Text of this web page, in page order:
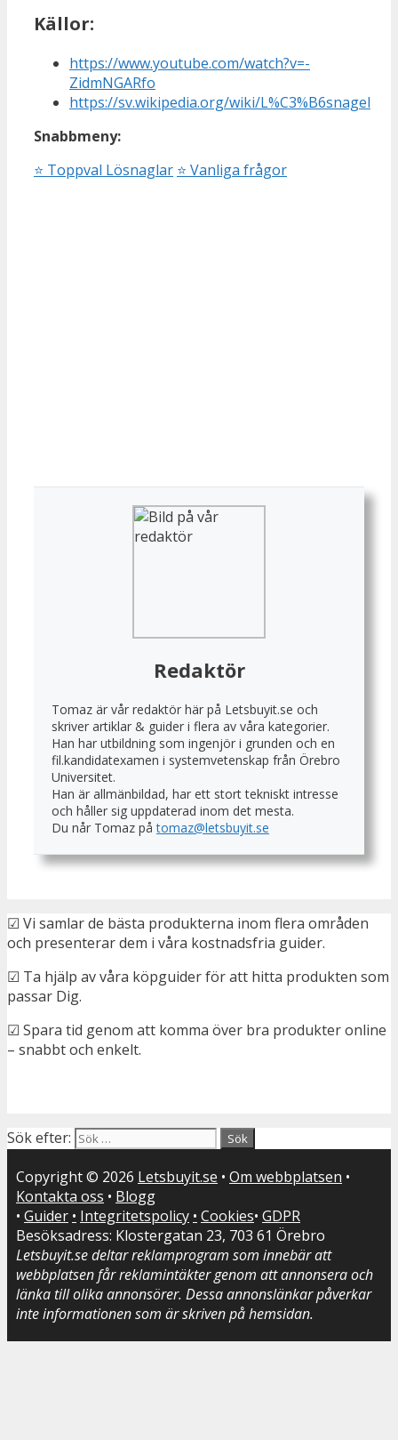
Källor:
https://www.youtube.com/watch?v=-
ZidmNGARfo
https://sv.wikipedia.org/wiki/L%C3%B6snagel
Snabbmeny:
⭐ Toppval Lösnaglar ⭐ Vanliga frågor
Redaktör
Tomaz är vår redaktör här på Letsbuyit.se och
skriver artiklar & guider i flera av våra kategorier.
Han har utbildning som ingenjör i grunden och en
fil.kandidatexamen i systemvetenskap från Örebro
Universitet.
Han är allmänbildad, har ett stort tekniskt intresse
och håller sig uppdaterad inom det mesta.
Du når Tomaz påtomaz@letsbuyit.se
☑ Vi samlar de bästa produkterna inom flera områden
och presenterar dem i våra kostnadsfria guider.
☑ Ta hjälp av våra köpguider för att hitta produkten som
passar Dig.
☑ Spara tid genom att komma över bra produkter online
– snabbt och enkelt.
Sök efter:
Copyright © 2026 Letsbuyit.se • Om webbplatsen •
Kontakta oss • Blogg
• Guider • Integritetspolicy • Cookies• GDPR
Besöksadress: Klostergatan 23, 703 61 Örebro
Letsbuyit.se deltar reklamprogram som innebär att
webbplatsen får reklamintäkter genom att annonsera och
länka till olika annonsörer. Dessa annonslänkar påverkar
inte informationen som är skriven på hemsidan.